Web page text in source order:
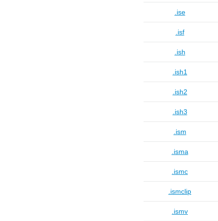
.ise
.isf
.ish
.ish1
.ish2
.ish3
.ism
.isma
.ismc
.ismclip
.ismv